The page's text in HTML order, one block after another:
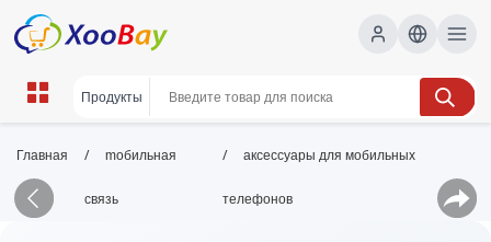
Главная / mобильная
связь
/ аксессуары для мобильных
телефонов